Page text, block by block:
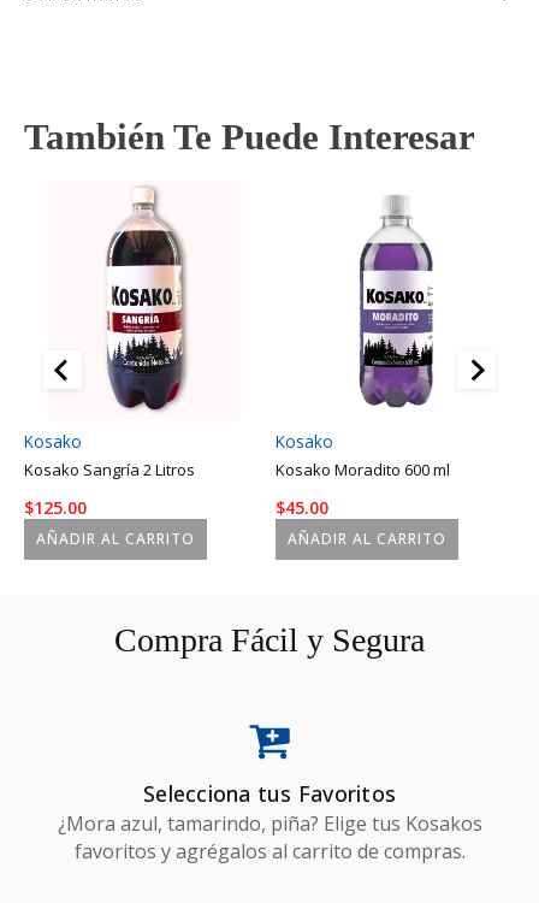
También Te Puede Interesar
AÑADIR AL CARRITO
Kosako
Kosako Sangría 2 Litros
$125.00
AÑADIR AL CARRITO
Kosako
Kosako Moradito 600 ml
$45.00
Compra Fácil y Segura
Selecciona tus Favoritos
¿Mora azul, tamarindo, piña? Elige tus Kosakos
favoritos y agrégalos al carrito de compras.